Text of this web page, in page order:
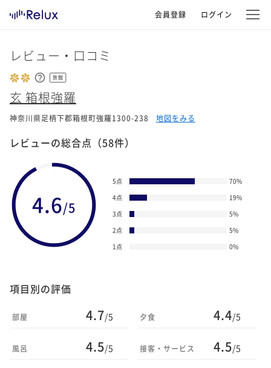
会員登録 ログイン
レビュー・口コミ
旅館
玄 箱根強羅
神奈川県足柄下郡箱根町強羅1300-238 地図をみる
レビューの総合点 （58件）
4.6/5
5点 70%
4点
19%
3点
5%
2点
5%
1点
0%
項目別の評価
部屋 4.7/5
風呂 4.5/5
夕食 4.4/5
接客・サービス 4.5/5